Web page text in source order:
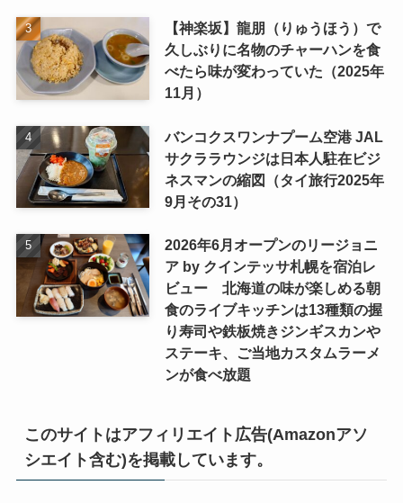
【神楽坂】龍朋（りゅうほう）で
久しぶりに名物のチャーハンを食
べたら味が変わっていた（2025年
11月）
バンコクスワンナプーム空港 JAL
サクララウンジは日本人駐在ビジ
ネスマンの縮図（タイ旅行2025年
9月その31）
2026年6月オープンのリージョニ
ア by クインテッサ札幌を宿泊レ
ビュー 北海道の味が楽しめる朝
食のライブキッチンは13種類の握
り寿司や鉄板焼きジンギスカンや
ステーキ、ご当地カスタムラーメ
ンが食べ放題
このサイトはアフィリエイト広告(Amazonアソ
シエイト含む)を掲載しています。